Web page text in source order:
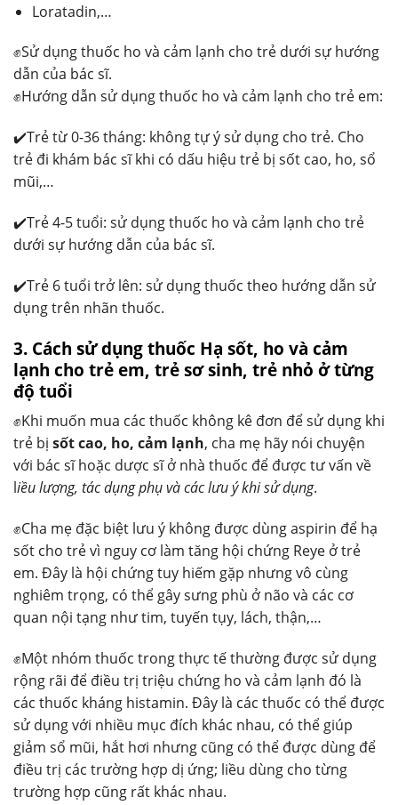
Loratadin,…
✊Sử dụng thuốc ho và cảm lạnh cho trẻ dưới sự hướng
dẫn của bác sĩ.
✊Hướng dẫn sử dụng thuốc ho và cảm lạnh cho trẻ em:
✔️Trẻ từ 0-36 tháng: không tự ý sử dụng cho trẻ. Cho
trẻ đi khám bác sĩ khi có dấu hiệu trẻ bị sốt cao, ho, sổ
mũi,…
✔️Trẻ 4-5 tuổi: sử dụng thuốc ho và cảm lạnh cho trẻ
dưới sự hướng dẫn của bác sĩ.
✔️Trẻ 6 tuổi trở lên: sử dụng thuốc theo hướng dẫn sử
dụng trên nhãn thuốc.
3. Cách sử dụng thuốc Hạ sốt, ho và cảm
lạnh cho trẻ em, trẻ sơ sinh, trẻ nhỏ ở từng
độ tuổi
✊Khi muốn mua các thuốc không kê đơn để sử dụng khi
trẻ bị sốt cao, ho, cảm lạnh, cha mẹ hãy nói chuyện
với bác sĩ hoặc dược sĩ ở nhà thuốc để được tư vấn về
liều lượng, tác dụng phụ và các lưu ý khi sử dụng.
✊Cha mẹ đặc biệt lưu ý không được dùng aspirin để hạ
sốt cho trẻ vì nguy cơ làm tăng hội chứng Reye ở trẻ
em. Đây là hội chứng tuy hiếm gặp nhưng vô cùng
nghiêm trọng, có thể gây sưng phù ở não và các cơ
quan nội tạng như tim, tuyến tụy, lách, thận,…
✊Một nhóm thuốc trong thực tế thường được sử dụng
rộng rãi để điều trị triệu chứng ho và cảm lạnh đó là
các thuốc kháng histamin. Đây là các thuốc có thể được
sử dụng với nhiều mục đích khác nhau, có thể giúp
giảm sổ mũi, hắt hơi nhưng cũng có thể được dùng để
điều trị các trường hợp dị ứng; liều dùng cho từng
trường hợp cũng rất khác nhau.